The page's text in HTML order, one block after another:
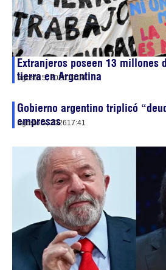
Extranjeros poseen 13 millones
tierra en Argentina
agosto 5, 202619:04
Gobierno argentino triplicó
empresas
agosto 5, 202617:41